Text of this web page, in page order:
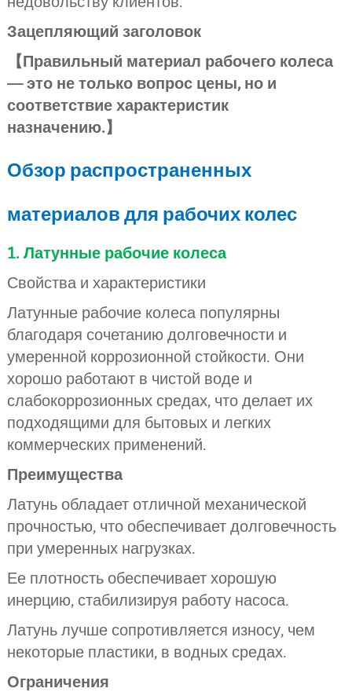
Зацепляющий заголовок
【Правильный материал рабочего колеса
— это не только вопрос цены, но и
соответствие характеристик
назначению.】
Обзор распространенных
материалов для рабочих колес
1. Латунные рабочие колеса
Свойства и характеристики
Латунные рабочие колеса популярны
благодаря сочетанию долговечности и
умеренной коррозионной стойкости. Они
хорошо работают в чистой воде и
слабокоррозионных средах, что делает их
подходящими для бытовых и легких
коммерческих применений.
Преимущества
Латунь обладает отличной механической
прочностью, что обеспечивает долговечность
при умеренных нагрузках.
Ее плотность обеспечивает хорошую
инерцию, стабилизируя работу насоса.
Латунь лучше сопротивляется износу, чем
некоторые пластики, в водных средах.
Ограничения